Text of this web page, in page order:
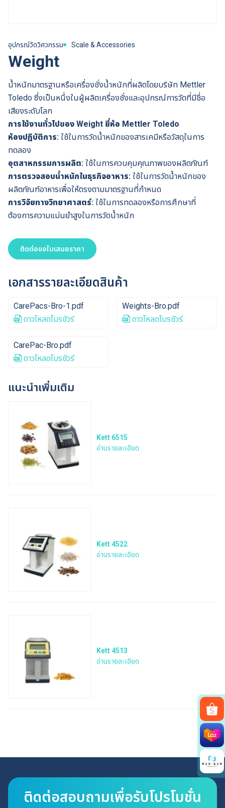
อุปกรณ์วัดวิศวกรรม Scale & Accessories
Weight
น้ำหนักมาตรฐานหรือเครื่องชั่งน้ำหนักที่ผลิตโดยบริษัท Mettler
Toledo ซึ่งเป็นหนึ่งในผู้ผลิตเครื่องชั่งและอุปกรณ์การวัดที่มีชื่อ
เสียงระดับโลก
การใช้งานทั่วไปของ Weight ยี่ห้อ Mettler Toledo
ห้องปฏิบัติการ: ใช้ในการวัดน้ำหนักของสารเคมีหรือวัสดุในการ
ทดลอง
อุตสาหกรรมการผลิต: ใช้ในการควบคุมคุณภาพของผลิตภัณฑ์
การตรวจสอบน้ำหนักในธุรกิจอาหาร: ใช้ในการวัดน้ำหนักของ
ผลิตภัณฑ์อาหารเพื่อให้ตรงตามมาตรฐานที่กำหนด
การวิจัยทางวิทยาศาสตร์: ใช้ในการทดลองหรือการศึกษาที่
ต้องการความแม่นยำสูงในการวัดน้ำหนัก
ติดต่อขอใบเสนอราคา
เอกสารรายละเอียดสินค้า
CarePacs-Bro-1.pdf
ดาวโหลดโบรชัวร์
Weights-Bro.pdf
ดาวโหลดโบรชัวร์
CarePac-Bro.pdf
ดาวโหลดโบรชัวร์
แนะนำเพิ่มเติม
Kett 6515
อ่านรายละเอียด
Kett 4522
อ่านรายละเอียด
Kett 4513
อ่านรายละเอียด
ติดต่อสอบถามเพื่อรับโปรโมชั่น